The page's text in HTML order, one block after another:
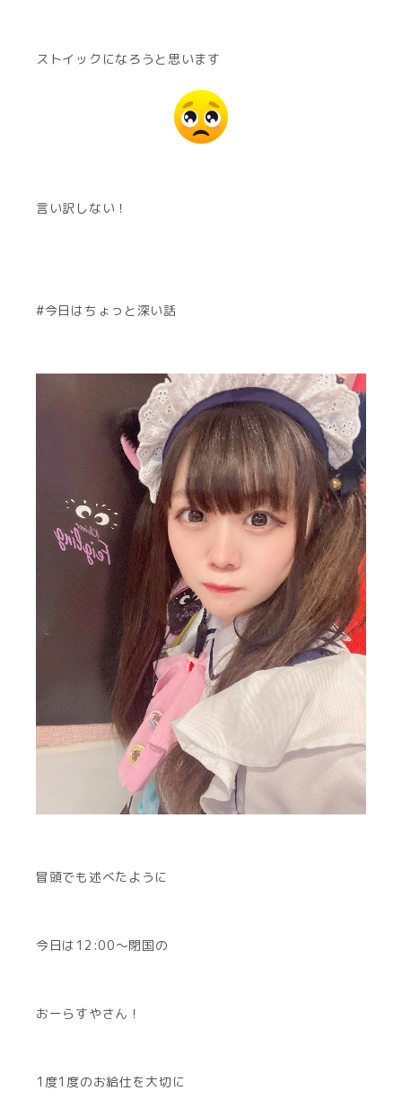
ストイックになろうと思います
言い訳しない！
#今日はちょっと深い話
冒頭でも述べたように
今日は12:00〜閉国の
おーらすやさん！
1度1度のお給仕を大切に